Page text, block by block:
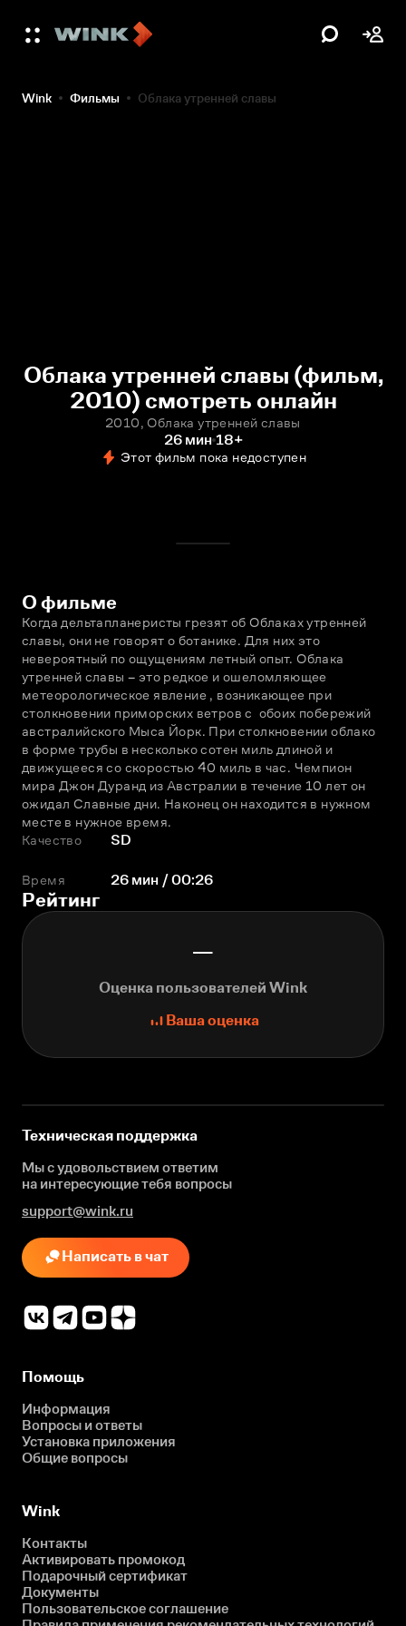
Wink Фильмы Облака утренней славы
Облака утренней славы (фильм,
2010) смотреть онлайн
2010, Облака утренней славы
26 мин 18+
Этот фильм пока недоступен
О фильме
Когда дельтапланеристы грезят об Облаках утренней
славы, они не говорят о ботанике. Для них это
невероятный по ощущениям летный опыт. Облака
утренней славы – это редкое и ошеломляющее
метеорологическое явление , возникающее при
столкновении приморских ветров с  обоих побережий
австралийского Мыса Йорк. При столкновении облако
в форме трубы в несколько сотен миль длиной и
движущееся со скоростью 40 миль в час. Чемпион
мира Джон Дуранд из Австралии в течение 10 лет он
ожидал Славные дни. Наконец он находится в нужном
месте в нужное время.
Качество
SD
Время 26 мин / 00:26
Рейтинг
—
Оценка пользователей Wink
Ваша оценка
Техническая поддержка
Мы с удовольствием ответим
на интересующиетебя вопросы
support@wink.ru
Написать в чат
Помощь
Информация
Вопросы и ответы
Установка приложения
Общие вопросы
Wink
Контакты
Активировать промокод
Подарочный сертификат
Документы
Пользовательское соглашение